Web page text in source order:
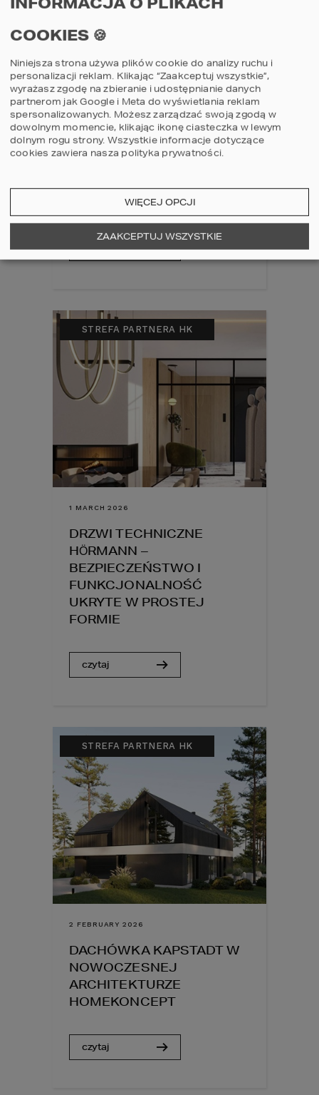
13 MARCH 2026
OKNA DACHOWE
WYBÓR, KTÓRY NAPRAWDĘ
SIĘ OPŁACA
czytaj
STREFA PARTNERA HK
1 MARCH 2026
DRZWI TECHNICZNE
HÖRMANN –
BEZPIECZEŃSTWO I
FUNKCJONALNOŚĆ
UKRYTE W PROSTEJ
FORMIE
czytaj
STREFA PARTNERA HK
2 FEBRUARY 2026
DACHÓWKA KAPSTADT W
NOWOCZESNEJ
ARCHITEKTURZE
HOMEKONCEPT
czytaj
COOKIES 🍪
Niniejsza strona używa plików cookie do analizy ruchu i
personalizacji reklam. Klikając “Zaakceptuj wszystkie”,
wyrażasz zgodę na zbieranie i udostępnianie danych
partnerom jak Google i Meta do wyświetlania reklam
spersonalizowanych. Możesz zarządzać swoją zgodą w
dowolnym momencie, klikając ikonę ciasteczka w lewym
dolnym rogu strony. Wszystkie informacje dotyczące
cookies zawiera nasza polityka prywatności.
WIĘCEJ OPCJI
ZAAKCEPTUJ WSZYSTKIE